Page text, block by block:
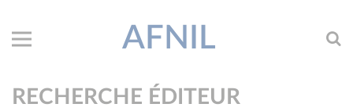
AFNIL
RECHERCHE ÉDITEUR